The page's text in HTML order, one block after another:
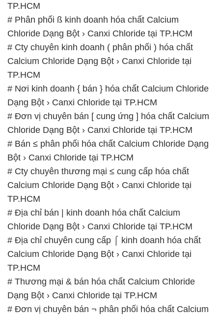
TP.HCM
# Phân phối ß kinh doanh hóa chất Calcium
Chloride Dạng Bột › Canxi Chloride tại TP.HCM
# Cty chuyên kinh doanh ( phân phối ) hóa chất
Calcium Chloride Dạng Bột › Canxi Chloride tại
TP.HCM
# Nơi kinh doanh { bán } hóa chất Calcium Chloride
Dạng Bột › Canxi Chloride tại TP.HCM
# Đơn vị chuyên bán [ cung ứng ] hóa chất Calcium
Chloride Dạng Bột › Canxi Chloride tại TP.HCM
# Bán ≤ phân phối hóa chất Calcium Chloride Dạng
Bột › Canxi Chloride tại TP.HCM
# Cty chuyên thương mại ≤ cung cấp hóa chất
Calcium Chloride Dạng Bột › Canxi Chloride tại
TP.HCM
# Địa chỉ bán | kinh doanh hóa chất Calcium
Chloride Dạng Bột › Canxi Chloride tại TP.HCM
# Địa chỉ chuyên cung cấp ⌠ kinh doanh hóa chất
Calcium Chloride Dạng Bột › Canxi Chloride tại
TP.HCM
# Thương mại & bán hóa chất Calcium Chloride
Dạng Bột › Canxi Chloride tại TP.HCM
# Đơn vị chuyên bán ¬ phân phối hóa chất Calcium